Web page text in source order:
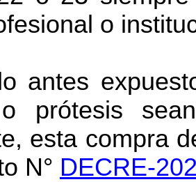
o
antes
prótesis
esta compra
N° DECRE-